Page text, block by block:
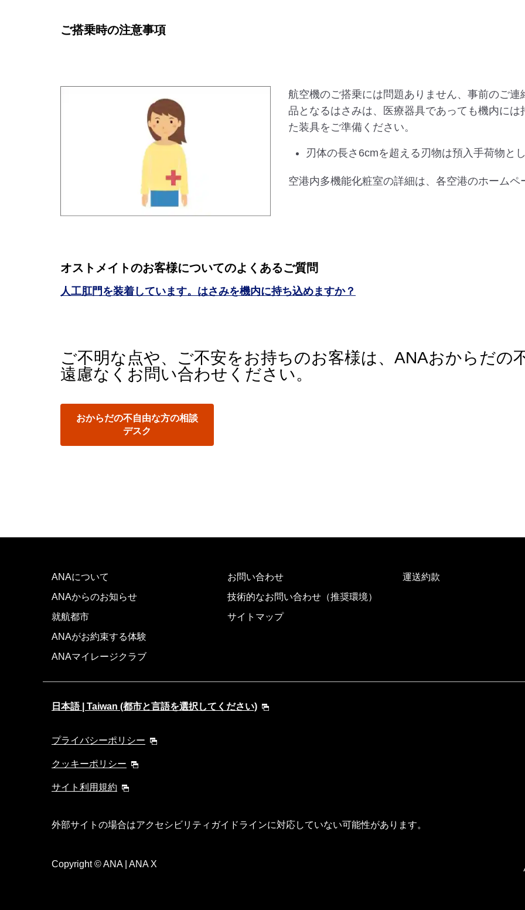
ご搭乗時の注意事項
航空機のご搭乗には問題ありません、事前のご
品となるはさみは、医療器具であっても機内に
た装具をご準備ください。
刃体の長さ6cmを超える刃物は預入手荷物と
空港内多機能化粧室の詳細は、各空港のホーム
オストメイトのお客様についてのよくあるご質問
人工肛門を装着しています。はさみを機内に持ち込めますか？
ご不明な点や、ご不安をお持ちのお客様は、ANAおからだの
遠慮なくお問い合わせください。
おからだの不自由な方の相談
デスク
ANAについて
ANAからのお知らせ
就航都市
ANAがお約束する体験
ANAマイレージクラブ
お問い合わせ
技術的なお問い合わせ（推奨環境）
サイトマップ
運送約款
日本語 | Taiwan (都市と言語を選択してください)
プライバシーポリシー
クッキーポリシー
サイト利用規約
外部サイトの場合はアクセシビリティガイドラインに対応していない可能性があります。
Copyright© ANA | ANA X